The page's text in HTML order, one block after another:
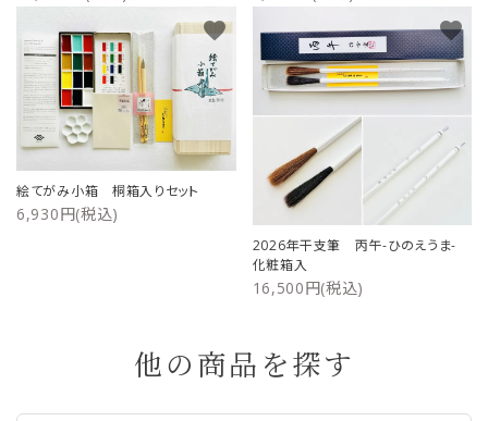
絵てがみ小箱 桐箱入りセット
6,930円(税込)
favorite
2026年干支筆 丙午-ひのえうま-
化粧箱入
16,500円(税込)
favorite
他の商品を探す